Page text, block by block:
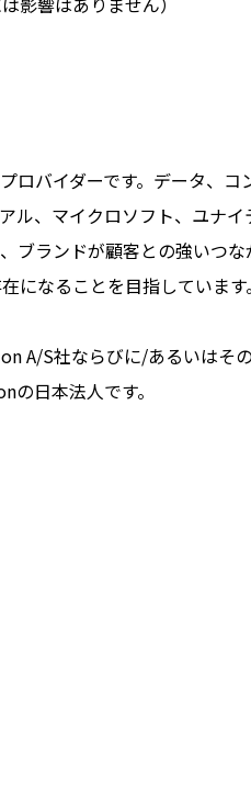
バイダーです。データ、
、マイクロソフト、ユナ
ランドが顧客との強いつ
になることを目指していま
S社ならびに/あるいはそ
日本法人です。